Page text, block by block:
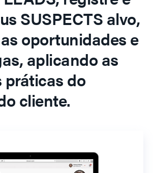
SUSPECTS alvo,
oportunidades e
aplicando as
práticas do
cliente.